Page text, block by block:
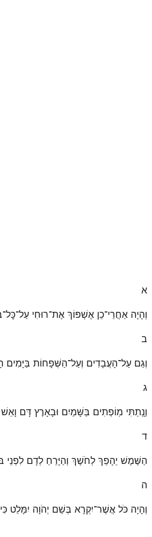
א
וְהָיָה אַחֲרֵי־כֵן אֶשְׁפּוֹךְ אֶת־רוּחִי
ב
וְגַם עַל־הָעֲבָדִים וְעַל־הַשְּׁפָחוֹת בַּיָּמִים
ג
וְנָֽתַתִּי מֽוֹפְתִים בַּשָּׁמַיִם וּבָאָרֶץ דָּם וָאֵשׁ
ד
הַשֶּׁמֶשׁ יֵהָפֵךְ לְחֹשֶׁךְ וְהַיָּרֵחַ לְדָם לִפְנֵי
ה
וְהָיָה כֹּל אֲשֶׁר־יִקְרָא בְּשֵׁם יְהֹוָה יִמָּלֵט